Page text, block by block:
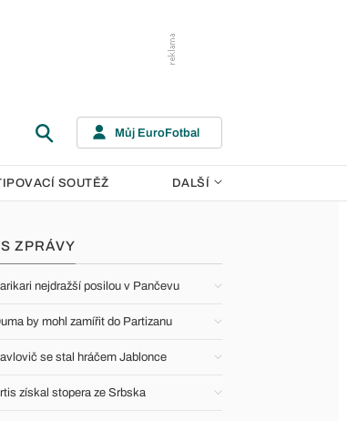
Můj EuroFotbal
SOUTĚŽ DALŠÍ
ZPRÁVY
nejdražší posilou v Pančevu
by mohl zamířit do Partizanu
se stal hráčem Jablonce
získal stopera ze Srbska